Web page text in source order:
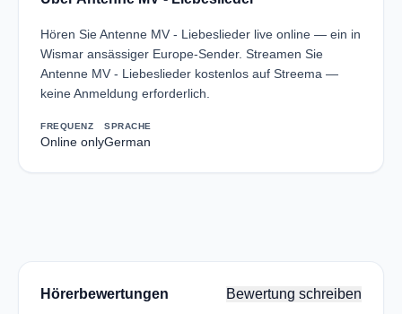
Hören Sie Antenne MV - Liebeslieder live online — ein in
Wismar ansässiger Europe-Sender. Streamen Sie
Antenne MV - Liebeslieder kostenlos auf Streema —
keine Anmeldung erforderlich.
FREQUENZ
Online only
SPRACHE
German
Hörerbewertungen Bewertung schreiben